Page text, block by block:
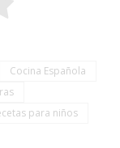
Cocina Española
para niños